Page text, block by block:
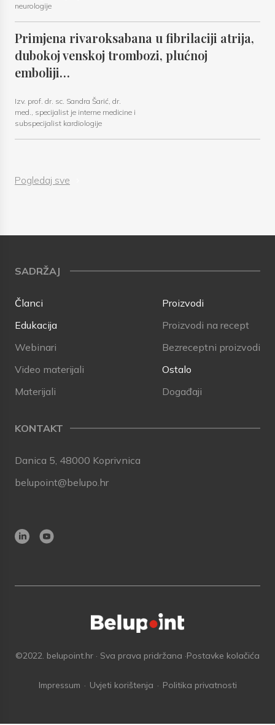
neurologije
Primjena rivaroksabana u fibrilaciji atrija,
dubokoj venskoj trombozi, plućnoj
emboliji…
Izv. prof. dr. sc. Sandra Šarić, dr.
med., specijalist je interne medicine i
subspecijalist kardiologije
Pogledaj sve
SADRŽAJ
Članci
Edukacija
Webinari
Video materijali
Materijali
Proizvodi
Proizvodi na recept
Bezreceptni proizvodi
Ostalo
Događaji
KONTAKT
Danica 5, 48000 Koprivnica
belupoint@belupo.hr
©2022. belupoint.hr · Sva prava pridržana ·Postavke kolačića
Impressum Uvjeti korištenja Politika privatnosti